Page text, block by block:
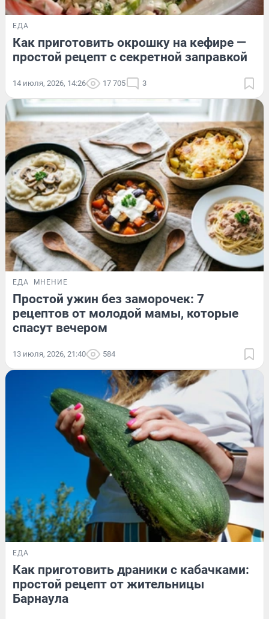
ЕДА
Как приготовить окрошку на кефире —
простой рецепт с секретной заправкой
14 июля, 2026, 14:26 17 705 3
ЕДА МНЕНИЕ
Простой ужин без заморочек: 7
рецептов от молодой мамы, которые
спасут вечером
13 июля, 2026, 21:40 584
ЕДА
Как приготовить драники с кабачками:
простой рецепт от жительницы
Барнаула